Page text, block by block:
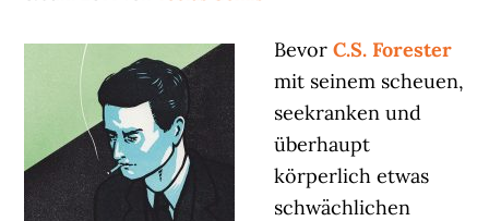
BevorC.S. Forester
mit seinem scheuen,
seekranken und
überhaupt
körperlich etwas
schwächlichen